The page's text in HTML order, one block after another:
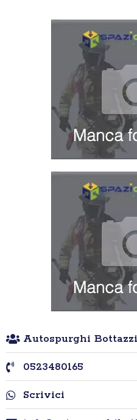
Autospurghi Bottazzi
0523480165
Scrivici